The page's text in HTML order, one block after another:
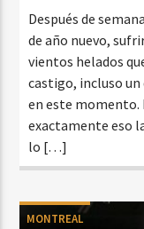
Después de
de año nuevo,
vientos helados
castigo, incluso
en este momento.
exactamente eso
lo […]
MONTREAL